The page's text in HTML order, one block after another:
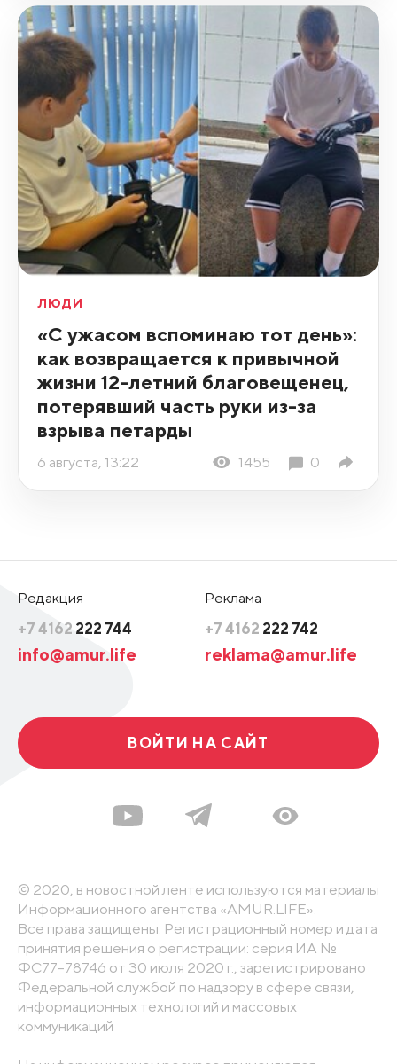
ЛЮДИ
«С ужасом вспоминаю тот день»:
как возвращается к привычной
жизни 12-летний благовещенец,
потерявший часть руки из-за
взрыва петарды
6 августа, 13:22 1455 0
Редакция
+7 4162 222 744
info@amur.life
Реклама
+7 4162 222 742
reklama@amur.life
ВОЙТИ НА САЙТ
© 2020, в новостной ленте используются материалы
Информационного агентства «AMUR.LIFE».
Все права защищены. Регистрационный номер и дата
принятия решения о регистрации: серия ИА №
ФС77-78746 от 30 июля 2020 г., зарегистрировано
Федеральной службой по надзору в сфере связи,
информационных технологий и массовых
коммуникаций